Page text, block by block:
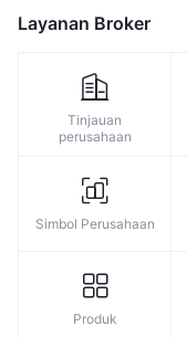
Layanan Broker
Tinjauan
perusahaan
Simbol Perusahaan
Produk